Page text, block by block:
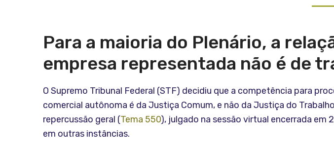
Para a maioria do Plenário, a
empresa representada não é de
O Supremo Tribunal Federal (STF) decidiu que a competência para
comercial autônoma é da Justiça Comum, e não da Justiça do
repercussão geral (Tema 550), julgado na sessão virtual encerrada
em outras instâncias.